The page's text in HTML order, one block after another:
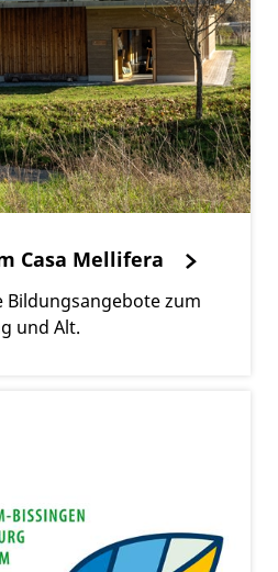
Casa Mellifera
Bildungsangebote zum
und Alt.